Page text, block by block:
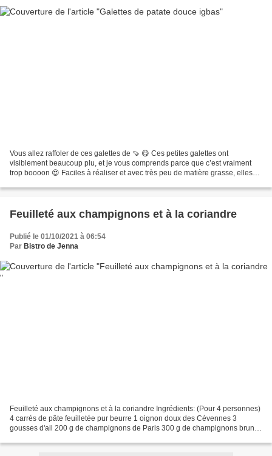
Vous allez raffoler de ces galettes de 🍠 😋 Ces petites galettes ont
visiblement beaucoup plu, et je vous comprends parce que c’est vraiment
trop boooon 😍 Faciles à réaliser et avec très peu de matière grasse, elles
Feuilleté aux champignons et à la coriandre
Publié le 01/10/2021 à 06:54
Par Bistro de Jenna
Feuilleté aux champignons et à la coriandre Ingrédients: (Pour 4 personnes)
4 carrés de pâte feuilletée pur beurre 1 oignon doux des Cévennes 3
gousses d'ail 200 g de champignons de Paris 300 g de champignons bruns